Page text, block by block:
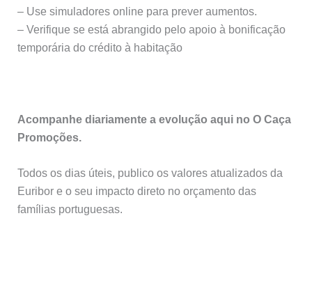
– Use simuladores online para prever aumentos.
– Verifique se está abrangido pelo apoio à bonificação
temporária do crédito à habitação
Acompanhe diariamente a evolução aqui no O Caça
Promoções.
Todos os dias úteis, publico os valores atualizados da
Euribor e o seu impacto direto no orçamento das
famílias portuguesas.